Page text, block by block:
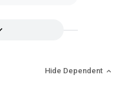
Hide Dependent